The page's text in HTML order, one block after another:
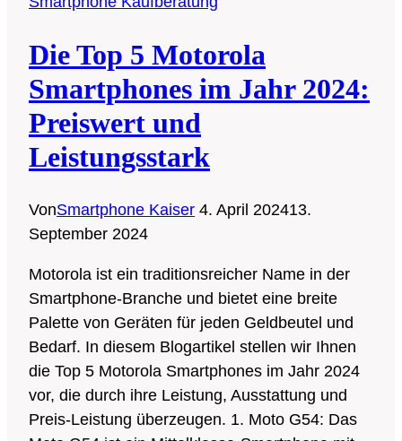
Robuste
für
jedes
Abenteuer
Die Top 5 Motorola
Smartphones im Jahr 2024:
Preiswert und
Leistungsstark
VonSmartphone Kaiser 4. April 202413.
September 2024
Motorola ist ein traditionsreicher Name in der
Smartphone-Branche und bietet eine breite
Palette von Geräten für jeden Geldbeutel und
Bedarf. In diesem Blogartikel stellen wir Ihnen
die Top 5 Motorola Smartphones im Jahr 2024
vor, die durch ihre Leistung, Ausstattung und
Preis-Leistung überzeugen. 1. Moto G54: Das